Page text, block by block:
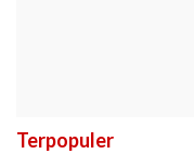
Terpopuler